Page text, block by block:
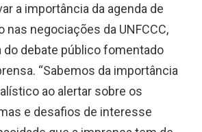
a importância da agenda de
nas negociações da UNFCCC,
do debate público fomentado
“Sabemos da importância
ao alertar sobre os
e desafios de interesse